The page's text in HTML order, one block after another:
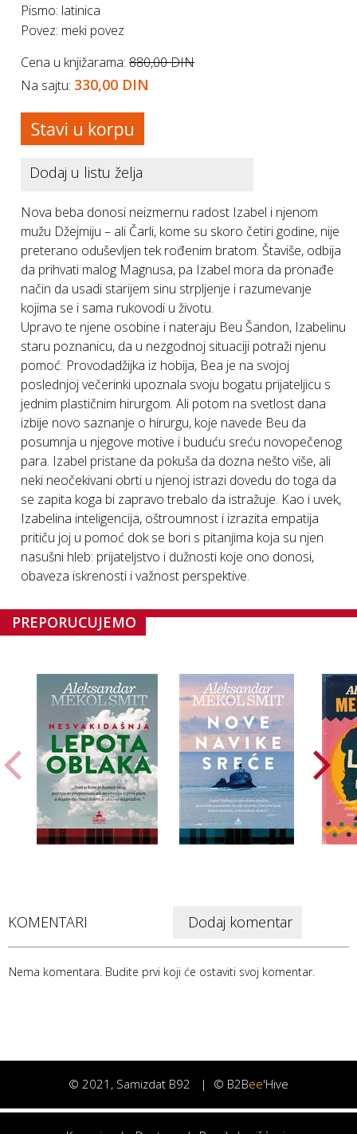
Pismo: latinica
Povez: meki povez
Cena u knjižarama: 880,00 DIN
Na sajtu: 330,00 DIN
Dodaj u listu želja
Nova beba donosi neizmernu radost Izabel i njenom
mužu Džejmiju – ali Čarli, kome su skoro četiri godine, nije
preterano oduševljen tek rođenim bratom. Štaviše, odbija
da prihvati malog Magnusa, pa Izabel mora da pronađe
način da usadi starijem sinu strpljenje i razumevanje
kojima se i sama rukovodi u životu.
Upravo te njene osobine i nateraju Beu Šandon, Izabelinu
staru poznanicu, da u nezgodnoj situaciji potraži njenu
pomoć. Provodadžijka iz hobija, Bea je na svojoj
poslednjoj večerinki upoznala svoju bogatu prijateljicu s
jednim plastičnim hirurgom. Ali potom na svetlost dana
izbije novo saznanje o hirurgu, koje navede Beu da
posumnja u njegove motive i buduću sreću novopečenog
para. Izabel pristane da pokuša da dozna nešto više, ali
neki neočekivani obrti u njenoj istrazi dovedu do toga da
se zapita koga bi zapravo trebalo da istražuje. Kao i uvek,
Izabelina inteligencija, oštroumnost i izrazita empatija
pritiču joj u pomoć dok se bori s pitanjima koja su njen
nasušni hleb: prijateljstvo i dužnosti koje ono donosi,
obaveza iskrenosti i važnost perspektive.
PREPORUČUJEMO
KOMENTARI Dodaj komentar
Nema komentara. Budite prvi koji će ostaviti svoj komentar.
© 2021 , Samizdat B92 | © B2Bee'Hive